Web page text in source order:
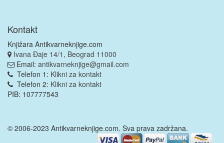
Kontakt
Knjižara Antikvarneknjige.com
Ivana Đaje 14/1, Beograd 11000
Email: antikvarneknjige@gmail.com
Telefon 1: Klikni za kontakt
Telefon 2: Klikni za kontakt
PIB: 107777543
© 2006-2023 Antikvarneknjige.com. Sva prava zadržana.